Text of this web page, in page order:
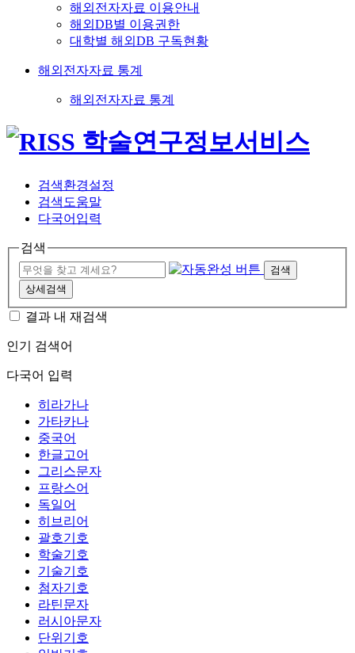
해외전자자료 이용안내
해외DB별 이용권한
대학별 해외DB 구독현황
해외전자자료 통계
해외전자자료 통계
검색환경설정
검색도움말
다국어입력
검색
검색
상세검색
결과 내 재검색
인기 검색어
다국어 입력
히라가나
가타카나
중국어
한글고어
그리스문자
프랑스어
독일어
히브리어
괄호기호
학술기호
기술기호
첨자기호
라틴문자
러시아문자
단위기호